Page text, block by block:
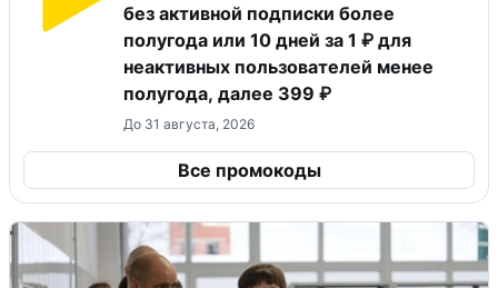
без активной подписки более
полугода или 10 дней за 1 ₽ для
неактивных пользователей менее
полугода, далее 399 ₽
До 31 августа, 2026
Все промокоды